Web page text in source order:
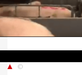
©